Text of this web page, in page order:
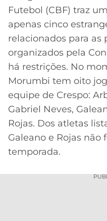
Futebol (CBF) traz
apenas cinco
relacionados para as
organizados pela
há restrições. No
Morumbi tem oito
equipe de Crespo:
Gabriel Neves,
Rojas. Dos atletas
Galeano e Rojas
temporada.